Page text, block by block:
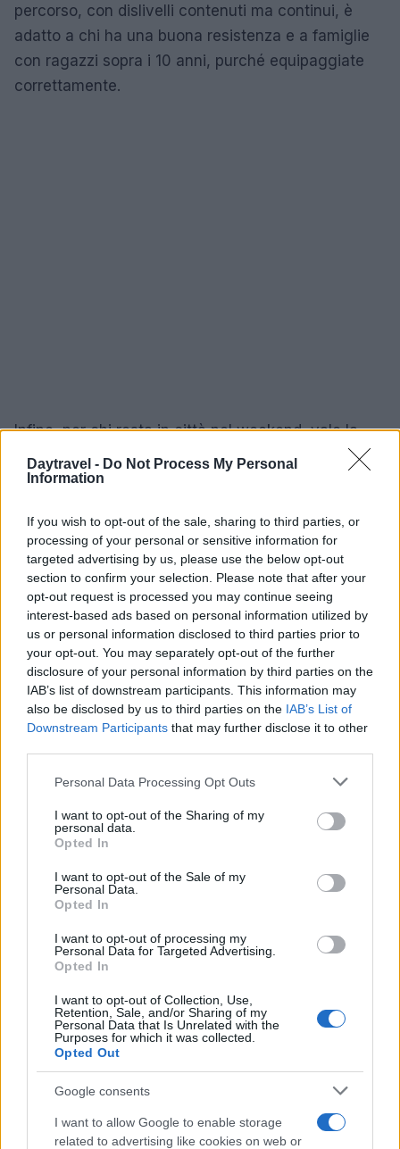
Daytravel - Do Not Process My Personal
Information
If you wish to opt-out of the sale, sharing to third parties, or
processing of your personal or sensitive information for
targeted advertising by us, please use the below opt-out
section to confirm your selection. Please note that after your
opt-out request is processed you may continue seeing
interest-based ads based on personal information utilized by
us or personal information disclosed to third parties prior to
your opt-out. You may separately opt-out of the further
disclosure of your personal information by third parties on the
IAB’s list of downstream participants. This information may
also be disclosed by us to third parties on the IAB’s List of
Downstream Participants that may further disclose it to other
Please note that this website/app uses one or more Google
not limited to your visit or usage behaviour. You may click to
grant or deny consent to Google and its third-party tags to
use your data for below specified purposes in below Google
consent section.
Personal Data Processing Opt Outs
I want to opt-out of the Sharing of my
personal data.
Opted In
I want to opt-out of the Sale of my
Personal Data.
Opted In
I want to opt-out of processing my
Personal Data for Targeted Advertising.
Opted In
I want to opt-out of Collection, Use,
Retention, Sale, and/or Sharing of my
Personal Data that Is Unrelated with the
Purposes for which it was collected.
Opted Out
Google consents
I want to allow Google to enable storage
related to advertising like cookies on web or
percorso, con dislivelli contenuti ma continui, è
adatto a chi ha una buona resistenza e a famiglie
con ragazzi sopra i 10 anni, purché equipaggiate
correttamente.
Infine, per chi resta in città nel weekend, vale la
pena dedicare qualche ora alle mostre in corso a
Milano, come quelle di grandi maestri dell’arte.
condizioni dei sentieri, indossare calzature
adeguate e portare acqua. Questi itinerari sono
pensati per chi desidera esplorare il territorio con
calma: un equilibrio tra paesaggi, cucina locale e
storie antiche che rende ogni gita un’esperienza
memorabile.
AUTORE
Beatrice Bonaventura
Beatrice Bonaventura ricorda la decisione di
lasciare le passerelle di Firenze dopo un
servizio su sartorie locali; da allora guida
scelte stilistiche pratiche per lettori. In
redazione propone palette sobrie e mantiene
d’epoca.